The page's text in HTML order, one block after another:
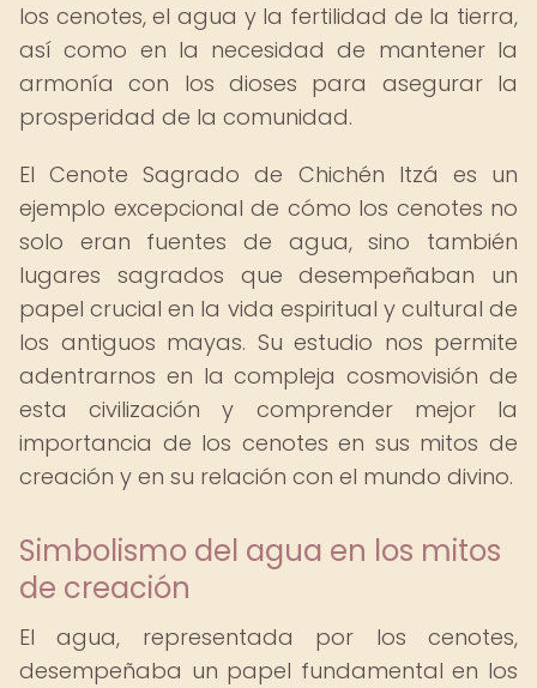
los cenotes, el agua y la fertilidad de la tierra,
así como en la necesidad de mantener la
armonía con los dioses para asegurar la
prosperidad de la comunidad.
El Cenote Sagrado de Chichén Itzá es un
ejemplo excepcional de cómo los cenotes no
solo eran fuentes de agua, sino también
lugares sagrados que desempeñaban un
papel crucial en la vida espiritual y cultural de
los antiguos mayas. Su estudio nos permite
adentrarnos en la compleja cosmovisión de
esta civilización y comprender mejor la
importancia de los cenotes en sus mitos de
creación y en su relación con el mundo divino.
Simbolismo del agua en los mitos
de creación
El agua, representada por los cenotes,
desempeñaba un papel fundamental en los